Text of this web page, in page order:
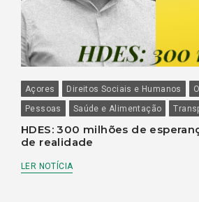
Açores Direitos Sociais e Humanos
Pessoas
Saúde e Alimentação
HDES: 300 milhões de
de realidade
LER NOTÍCIA